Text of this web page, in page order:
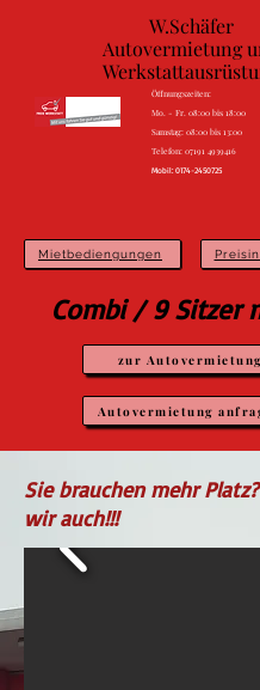
W.Schäfer
Autovermietung
Öffnungszeiten:
Mo. - Fr. 08:00 bis 18:00
Samstag: 08:00 bis 13:00
Telefon: 07191 4939416
Mobil:0174-2450725
Mietbediengungen
Combi / 9 Sitzer
zur Autovermietung
Autovermietung
Sie brauchen mehr
wir auch!!!